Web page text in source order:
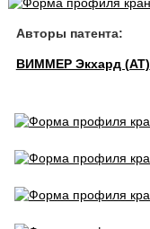
Авторы патента:
ВИММЕР Экхард (AT)